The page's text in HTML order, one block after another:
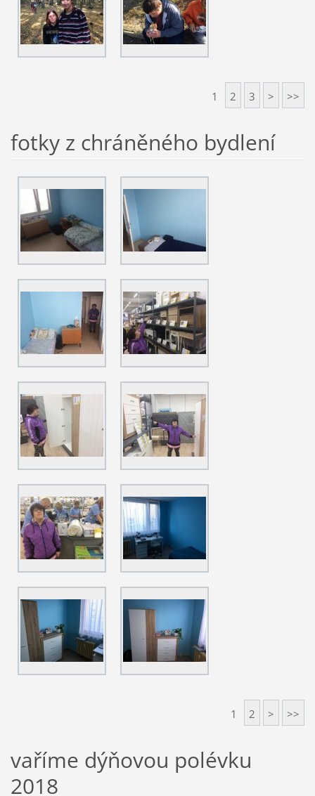
1 2 3 > >>
fotky z chráněného bydlení
1 2 > >>
vaříme dýňovou polévku
2018